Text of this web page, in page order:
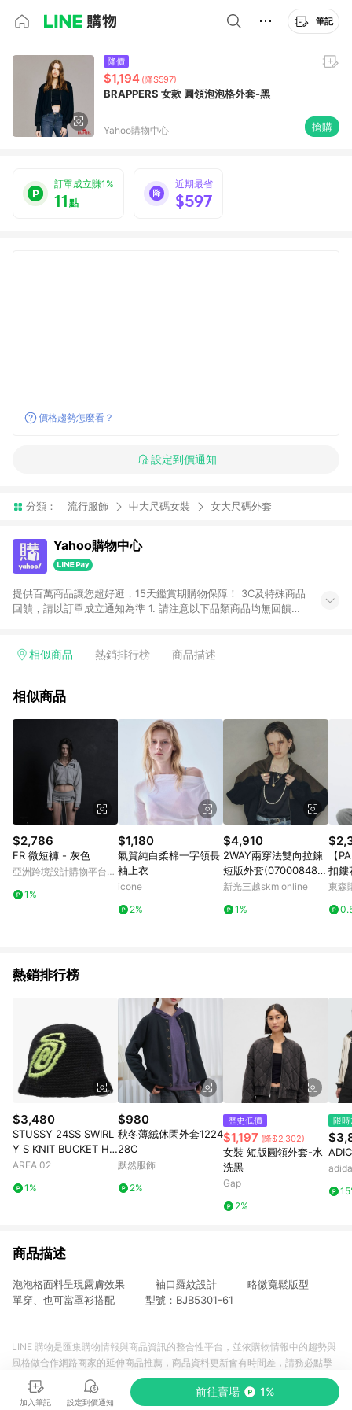
筆記
降價
$1,194 (降$597)
BRAPPERS 女款 圓領泡泡格外套-黑
Yahoo購物中心 搶購
訂單成立賺1%
11點
近期最省
$597
價格趨勢怎麼看？
設定到價通知
分類： 流行服飾 中大尺碼女裝 女大尺碼外套
Yahoo購物中心
提供百萬商品讓您超好逛，15天鑑賞期購物保障！ 3C及特殊商品
回饋，請以訂單成立通知為準 1. 請注意以下品類商品均無回饋：
電玩/遊戲/相機/單眼/鏡頭/拍立得 [2024/6/1起適用] -內接硬
的購回饋活動享Yahoo超贈點回饋者 - 購物中心商店之商品：商
3. 訂單回饋金額將扣除運費/購物金/超贈點/福利金/紅利折抵/折
價券等虛擬貨幣折抵 4. 大宗採購或批發轉賣不具回饋資格： 如
有相關事證認定您為大宗採購、批發轉賣而非最終消費使用者，
相關認定以Yahoo購物中心之認定為準
相似商品 熱銷排行榜 商品描述
相似商品
$2,786
FR 微短褲 - 灰色
亞洲跨境設計購物平台
1%
$1,180
氣質純白柔棉一字領長
袖上衣
icone
2%
$4,910
2WAY兩穿法雙向拉鍊
短版外套(070008482
00) - YECCA VECCA
新光三越skm online
1%
【
扣鏤
1/
東森
熱銷排行榜
$3,480
STUSSY 24SS SWIRL
Y S KNIT BUCKET HA
T BLACK
AREA 02
1%
$980
秋冬薄絨休閑外套1224
28C
默然服飾
2%
歷史低價
$1,197 (降$2,302)
女裝 短版圓領外套-水
洗黑
Gap
2%
限
商品描述
泡泡格面料呈現露膚效果 袖口羅紋設計 略微寬鬆版型
單穿、也可當罩衫搭配 型號：BJB5301-61
加入筆記 設定到價通知
前往賣場 1%
LINE 購物是匯集購物情報與商品資訊的整合性平台，並依購物情報中的趨勢與
風格做合作網路商家的延伸商品推薦，商品資料更新會有時間差，請務必點擊
商品至各合作網路商家，確認現售價與購物條件，一切資訊以合作廠商網頁為
準。